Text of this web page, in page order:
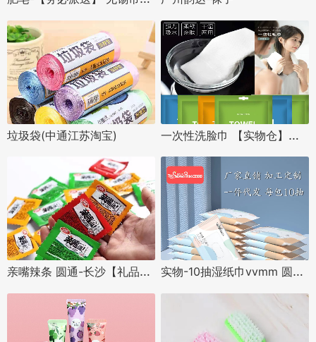
垃圾袋(中通江苏淘宝) 一次性洗脸巾 【实物仓】四川-达州-邮政快递
亲嘴辣条 圆通-长沙【礼品】百分百派送 实物-10抽湿纸巾vvmm 圆通-广州【礼品】百分百派